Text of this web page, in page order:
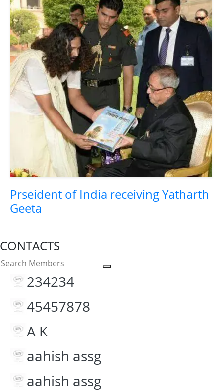
Prseident of India receiving Yatharth
Geeta
CONTACTS
234234
45457878
A K
aahish assg
aahish assg